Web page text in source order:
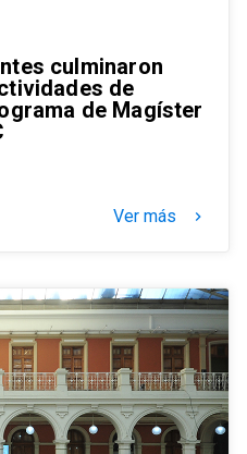
culminaron
de
de Magíster
Ver más keyboard_arrow_right